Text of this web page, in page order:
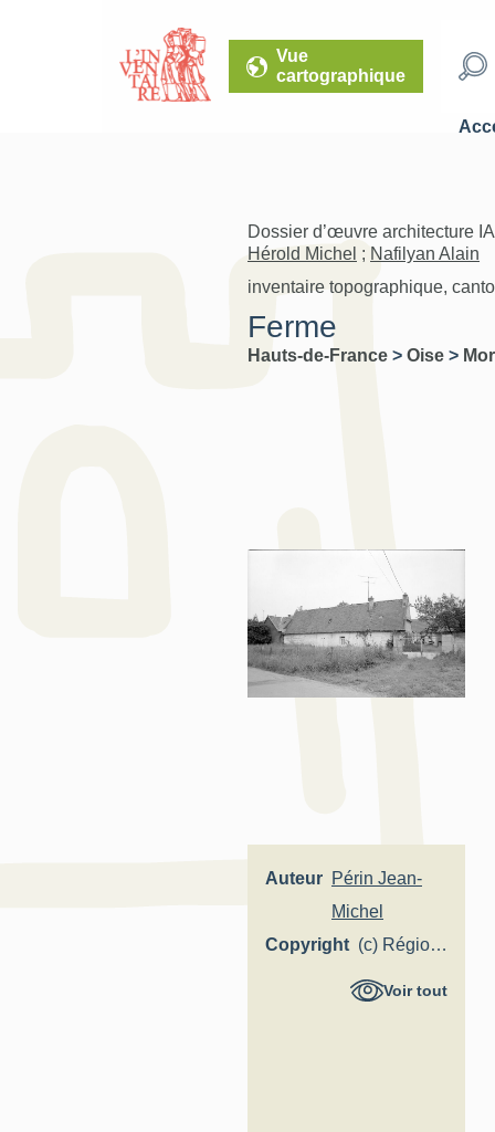
Vue
cartographique
Dossier d’œuvre architecture
Hérold Michel ; Nafilyan Alain
inventaire topographique,
Ferme
Hauts-de-France > Oise >
Auteur Périn Jean-
Michel
Copyright (c) Région
Hauts-de-
Voir tout